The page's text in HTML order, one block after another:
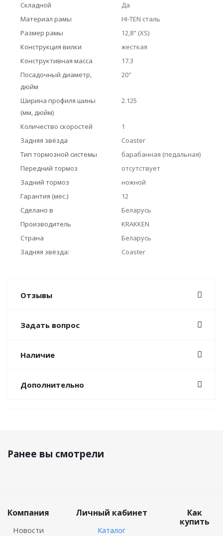
Складной
Да
Материал рамы
HI-TEN сталь
Размер рамы
12,8" (XS)
Конструкция вилки
жесткая
Конструктивная масса
17.3
Посадочный диаметр,
дюйм
20"
Ширина профиля шины
(мм, дюйм)
2.125
Количество скоростей
1
Задняя звёзда
Coaster
Тип тормозной системы
барабанная (педальная)
Передний тормоз
отсутствует
Задний тормоз
ножной
Гарантия (мес.)
12
Сделано в
Беларусь
Производитель
KRAKKEN
Страна
Беларусь
Задняя звёзда:
Coaster
Отзывы
Задать вопрос
Наличие
Дополнительно
Ранее вы смотрели
Компания
Новости
Личный кабинет
Каталог
Как
купить